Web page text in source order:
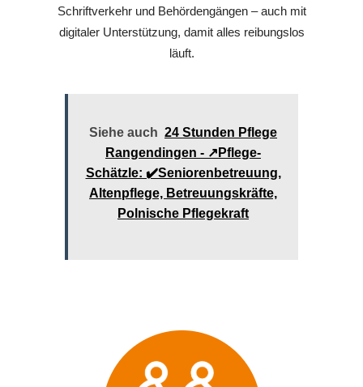
Schriftverkehr und Behördengängen – auch mit
digitaler Unterstützung, damit alles reibungslos
läuft.
Siehe auch 24 Stunden Pflege
Rangendingen - ↗️Pflege-
Schätzle: ✔️Seniorenbetreuung,
Altenpflege, Betreuungskräfte,
Polnische Pflegekraft